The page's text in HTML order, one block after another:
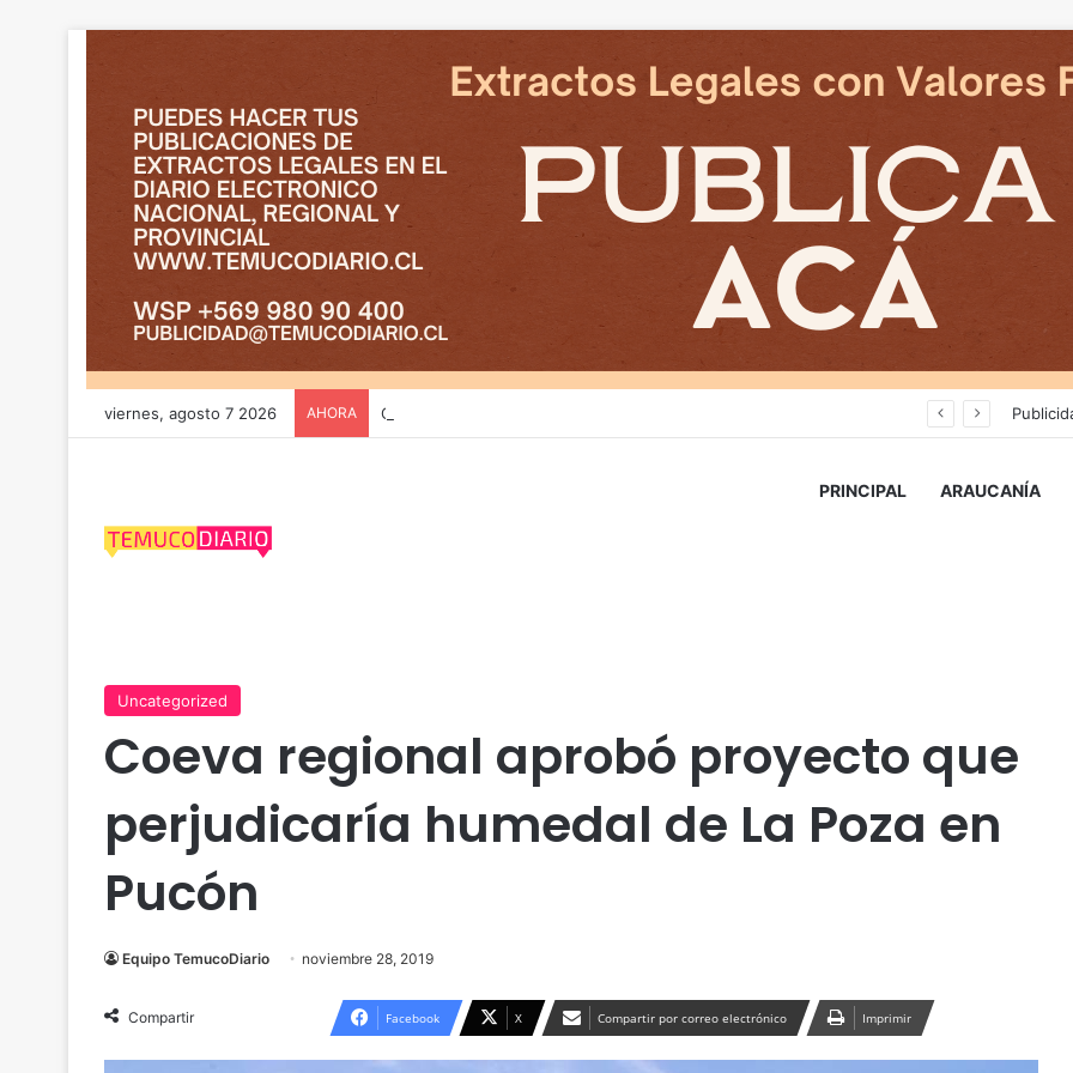
viernes, agosto 7 2026 AHORA
PRINCIPAL ARAUCANÍA
Uncategorized
Coeva regional aprobó proyecto que
perjudicaría humedal de La Poza en
Pucón
Equipo TemucoDiario noviembre 28, 2019
Compartir Facebook X Compartir por correo electrónico Imprimir